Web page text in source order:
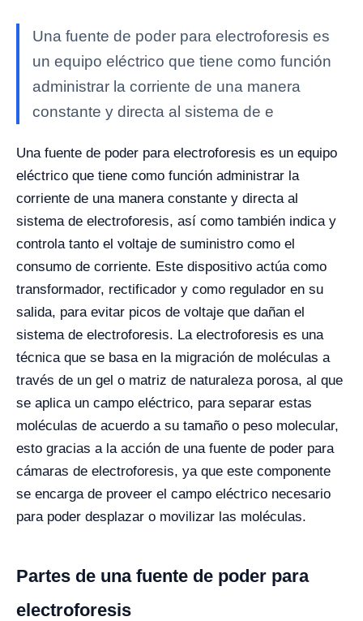
Una fuente de poder para electroforesis es
un equipo eléctrico que tiene como función
administrar la corriente de una manera
constante y directa al sistema de e
Una fuente de poder para electroforesis es un equipo
eléctrico que tiene como función administrar la
corriente de una manera constante y directa al
sistema de electroforesis, así como también indica y
controla tanto el voltaje de suministro como el
consumo de corriente. Este dispositivo actúa como
transformador, rectificador y como regulador en su
salida, para evitar picos de voltaje que dañan el
sistema de electroforesis. La electroforesis es una
técnica que se basa en la migración de moléculas a
través de un gel o matriz de naturaleza porosa, al que
se aplica un campo eléctrico, para separar estas
moléculas de acuerdo a su tamaño o peso molecular,
esto gracias a la acción de una fuente de poder para
cámaras de electroforesis, ya que este componente
se encarga de proveer el campo eléctrico necesario
para poder desplazar o movilizar las moléculas.
Partes de una fuente de poder para
electroforesis